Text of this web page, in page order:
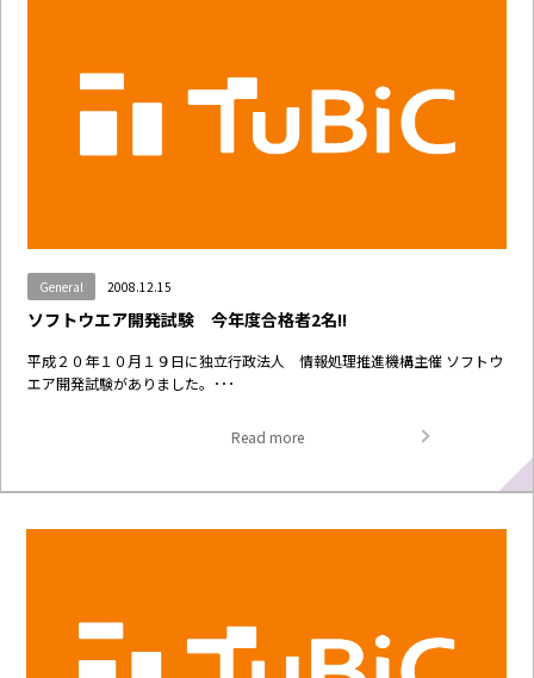
General 2008.12.15
ソフトウエア開発試験 今年度合格者2名!!
平成２０年１０月１９日に独立行政法人 情報処理推進機構主催 ソフトウ
エア開発試験がありました。･･･
Read more